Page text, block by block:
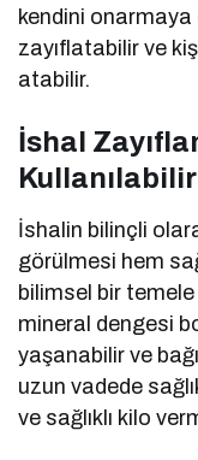
kendini onarmaya
zayıflatabilir ve
atabilir.
İshal
İshalin bilinçli
görülmesi hem
bilimsel bir temele
mineral dengesi
yaşanabilir ve
uzun vadede
ve sağlıklı kilo